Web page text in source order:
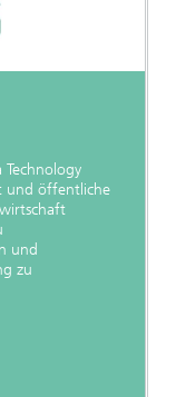
und öffentliche
und
zu